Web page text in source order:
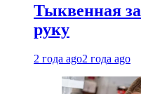
Тыквенная
руку
2 года ago2 года ago